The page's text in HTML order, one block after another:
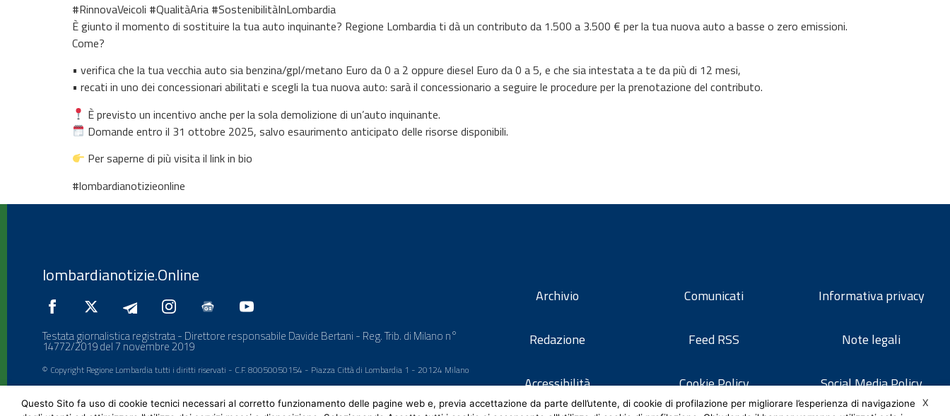
#RinnovaVeicoli #QualitàAria #SostenibilitàInLombardia
È giunto il momento di sostituire la tua auto inquinante? Regione Lombardia ti dà un contributo da 1.500 a 3.500 € per la tua nuova auto a basse o zero emissioni.
Come?
• verifica che la tua vecchia auto sia benzina/gpl/metano Euro da 0 a 2 oppure diesel Euro da 0 a 5, e che sia intestata a te da più di 12 mesi,
• recati in uno dei concessionari abilitati e scegli la tua nuova auto: sarà il concessionario a seguire le procedure per la prenotazione del contributo.
È previsto un incentivo anche per la sola demolizione di un’auto inquinante.
Domande entro il 31 ottobre 2025, salvo esaurimento anticipato delle risorse disponibili.
Per saperne di più visita il link in bio
#lombardianotizieonline
lombardianotizie.Online
Testata giornalistica registrata - Direttore responsabile Davide Bertani - Reg. Trib. di Milano n°
14772/2019 del 7 novembre 2019
© Copyright Regione Lombardia tutti i diritti riservati - C.F. 80050050154 - Piazza Città di Lombardia 1 - 20124 Milano
Archivio
Redazione
Accessibilità
Comunicati
Feed RSS
Cookie Policy
Informativa privacy
Note legali
Social Media Policy
X
Questo Sito fa uso di cookie tecnici necessari al corretto funzionamento delle pagine web e, previa accettazione da parte dell’utente, di cookie di profilazione per migliorare l’esperienza di navigazione